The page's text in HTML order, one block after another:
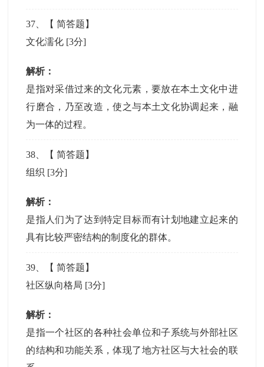
37 、【简答题 】
文化濡化 [3分]
解析：
是指对采借过来的文化元素，要放在本土文化中进
行磨合，乃至改造，使之与本土文化协调起来，融
为一体的过程。
38 、【简答题 】
组织 [3分]
解析：
是指人们为了达到特定目标而有计划地建立起来的
具有比较严密结构的制度化的群体。
39 、【简答题 】
社区纵向格局 [3分]
解析：
是指一个社区的各种社会单位和子系统与外部社区
的结构和功能关系，体现了地方社区与大社会的联